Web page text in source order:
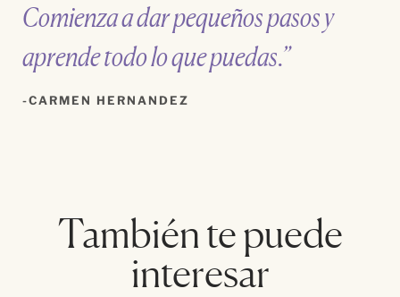
Comienza a dar pequeños pasos y
aprende todo lo que puedas.”
CARMEN HERNANDEZ
También te puede
interesar